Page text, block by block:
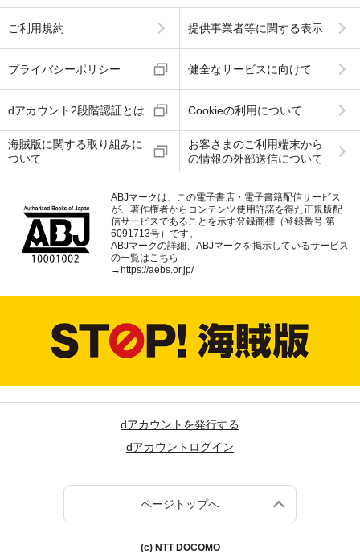
ご利用規約 提供事業者等に関する表示
プライバシーポリシー 健全なサービスに向けて
dアカウント2段階認証とは Cookieの利用について
海賊版に関する取り組みに
ついて
お客さまのご利用端末から
の情報の外部送信について
ABJマークは、この電子書店・電子書籍配信サービス
が、著作権者からコンテンツ使用許諾を得た正規版配
信サービスであることを示す登録商標（登録番号 第
6091713号）です。
ABJマークの詳細、ABJマークを掲示しているサービス
の一覧はこちら
→ https://aebs.or.jp/
dアカウントを発行する
dアカウントログイン
ページトップへ
(c) NTT DOCOMO